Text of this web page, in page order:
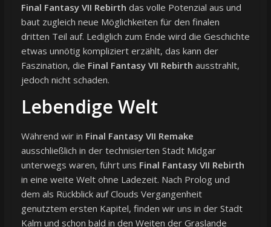
Final Fantasy VII Rebirth das volle Potenzial aus und
baut zugleich neue Möglichkeiten für den finalen
dritten Teil auf. Lediglich zum Ende wird die Geschichte
etwas unnötig kompliziert erzählt, das kann der
Faszination, die Final Fantasy VII Rebirth ausstrahlt,
jedoch nicht schaden.
Lebendige Welt
Während wir in Final Fantasy VII Remake
ausschließlich in der technisierten Stadt Midgar
unterwegs waren, führt uns Final Fantasy VII Rebirth
in eine weite Welt ohne Ladezeit. Nach Prolog und
dem als Rückblick auf Clouds Vergangenheit
genutztem ersten Kapitel, finden wir uns in der Stadt
Kalm und schon bald in den Weiten der Graslande